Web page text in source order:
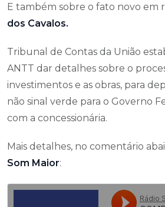
E também sobre o fato novo em
dos Cavalos.
Tribunal de Contas da União
ANTT dar detalhes sobre o
investimentos e as obras, para
não sinal verde para o Governo
com a concessionária.
Mais detalhes, no comentário
Som Maior: